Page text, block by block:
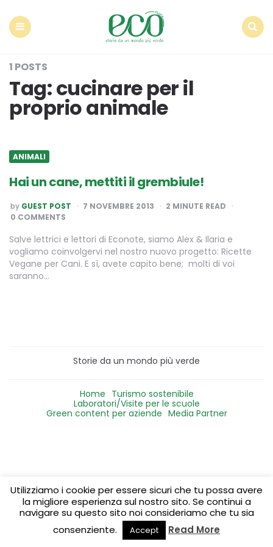
1 POSTS
Tag:cucinare per il
proprio animale
ANIMALI
Hai un cane, mettiti il grembiule!
POSTED
BY
by GUEST POST 7 NOVEMBRE 2013 2 MINUTE READ
0 COMMENTS
Salve lettrici e lettori di Econote, siamo Alex & Ilaria e
vogliamo coinvolgervi nel nostro nuovo progetto: Ricette
Vegane per Cani. E sì, avete capito bene; molti di voi
saranno…
Storie da un mondo più verde
Home Turismo sostenibile
Laboratori/Visite per le scuole
Green content per aziende Media Partner
Utilizziamo i cookie per essere sicuri che tu possa avere
la migliore esperienza sul nostro sito. Se continui a
navigare su questo sito noi consideriamo che tu sia
consenziente.
Accept Read More